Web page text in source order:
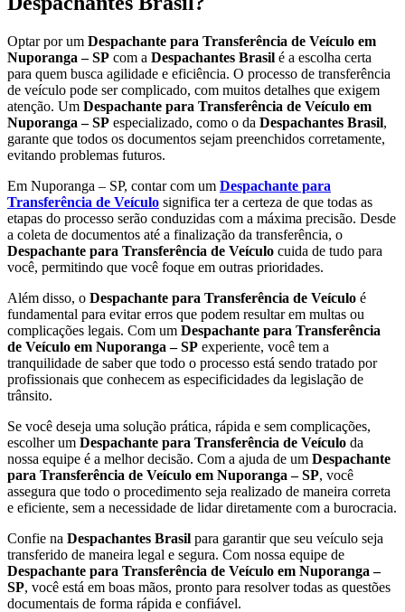
Optar por um Despachante para Transferência de Veículo em
Nuporanga – SP com a Despachantes Brasil é a escolha certa
para quem busca agilidade e eficiência. O processo de transferência
de veículo pode ser complicado, com muitos detalhes que exigem
atenção. Um Despachante para Transferência de Veículo em
Nuporanga – SP especializado, como o da Despachantes Brasil,
garante que todos os documentos sejam preenchidos corretamente,
evitando problemas futuros.
Em Nuporanga – SP, contar com um Despachante para
Transferência de Veículo significa ter a certeza de que todas as
etapas do processo serão conduzidas com a máxima precisão. Desde
a coleta de documentos até a finalização da transferência, o
Despachante para Transferência de Veículo cuida de tudo para
você, permitindo que você foque em outras prioridades.
Além disso, o Despachante para Transferência de Veículo é
fundamental para evitar erros que podem resultar em multas ou
complicações legais. Com um Despachante para Transferência
de Veículo em Nuporanga – SP experiente, você tem a
tranquilidade de saber que todo o processo está sendo tratado por
profissionais que conhecem as especificidades da legislação de
trânsito.
Se você deseja uma solução prática, rápida e sem complicações,
escolher um Despachante para Transferência de Veículo da
nossa equipe é a melhor decisão. Com a ajuda de um Despachante
para Transferência de Veículo em Nuporanga – SP, você
assegura que todo o procedimento seja realizado de maneira correta
e eficiente, sem a necessidade de lidar diretamente com a burocracia.
Confie na Despachantes Brasil para garantir que seu veículo seja
transferido de maneira legal e segura. Com nossa equipe de
Despachante para Transferência de Veículo em Nuporanga –
SP, você está em boas mãos, pronto para resolver todas as questões
documentais de forma rápida e confiável.